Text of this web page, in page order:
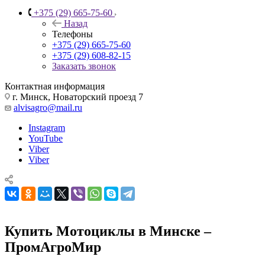
+375 (29) 665-75-60
Назад
Телефоны
+375 (29) 665-75-60
+375 (29) 608-82-15
Заказать звонок
Контактная информация
г. Минск, Новаторский проезд 7
alvisagro@mail.ru
Instagram
YouTube
Viber
Viber
Купить Мотоциклы в Минске –
ПромАгроМир